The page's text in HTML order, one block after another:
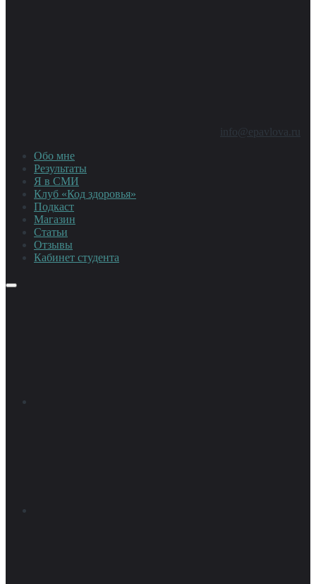
info@epavlova.ru
Обо мне
Результаты
Я в СМИ
Клуб «Код здоровья»
Подкаст
Магазин
Статьи
Отзывы
Кабинет студента